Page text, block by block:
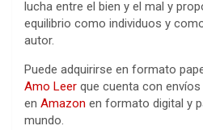
lucha entre el bien y el mal y
equilibrio como individuos y
autor.
Puede adquirirse en formato
Amo Leer que cuenta con
en Amazon en formato digital y
mundo.